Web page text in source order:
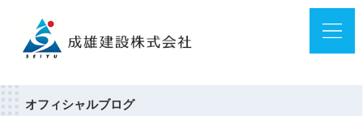
オフィシャルブログ